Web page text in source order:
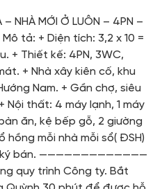
– NHÀ MỚI Ở LUÔN – 4PN –
Mô tả: + Diện tích: 3,2 x 10 =
+ Thiết kế: 4PN, 3WC,
+ Nhà xây kiên cố, khu
Nam. + Gần chợ, siêu
Nội thất: 4 máy lạnh, 1 máy
ăn, kệ bếp gỗ, 2 giường
hồng mỗi nhà mỗi sổ( ĐSH)
ký bán. —————————————
quy trình Công ty. Bắt